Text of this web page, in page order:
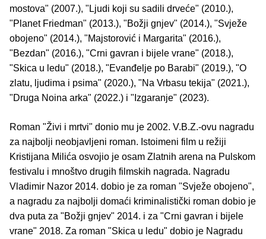
mostova" (2007.), "Ljudi koji su sadili drveće" (2010.),
"Planet Friedman" (2013.), "Božji gnjev" (2014.), "Svježe
obojeno" (2014.), "Majstorović i Margarita" (2016.),
"Bezdan" (2016.), "Crni gavran i bijele vrane" (2018.),
"Skica u ledu" (2018.), "Evanđelje po Barabi" (2019.), "O
zlatu, ljudima i psima" (2020.), "Na Vrbasu tekija" (2021.),
"Druga Noina arka" (2022.) i "Izgaranje" (2023).
Roman "Živi i mrtvi" donio mu je 2002. V.B.Z.-ovu nagradu
za najbolji neobjavljeni roman. Istoimeni film u režiji
Kristijana Milića osvojio je osam Zlatnih arena na Pulskom
festivalu i mnoštvo drugih filmskih nagrada. Nagradu
Vladimir Nazor 2014. dobio je za roman "Svježe obojeno",
a nagradu za najbolji domaći kriminalistički roman dobio je
dva puta za "Božji gnjev" 2014. i za "Crni gavran i bijele
vrane" 2018. Za roman "Skica u ledu" dobio je Nagradu